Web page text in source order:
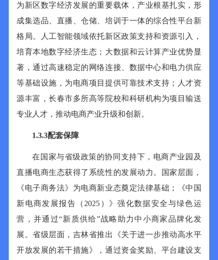
为新区数字经济发展的重要载体，产业根基扎实，形
成集选品、直播、仓储、培训于一体的综合性平台新
格局。人工智能领域依托新区政策支持和资源引入，
培育本地数字经济生态；大数据和云计算产业优势显
著，通过高速稳定的网络连接、数据中心和电力供应
等基础设施，为电商项目提供可靠技术支持；人才资
源丰富，长春市多所高等院校和科研机构为项目输送
专业人才，推动电商产业升级和创新。
1.3.3配套保障
在国家与省级政策的协同支持下，电商产业园及
直播电商生态获得了系统性的发展动力。国家层面，
《电子商务法》为电商新业态奠定法律基础；《中国
新电商发展报告（ 2025 ）》强化数据安全与绿色运
营，并通过“新质供给”战略助力中小商家品牌化发
展。省级层面，吉林省推出《关于进一步推动高水平
开放发展的若干措施》，通过资金奖励、平台建设支